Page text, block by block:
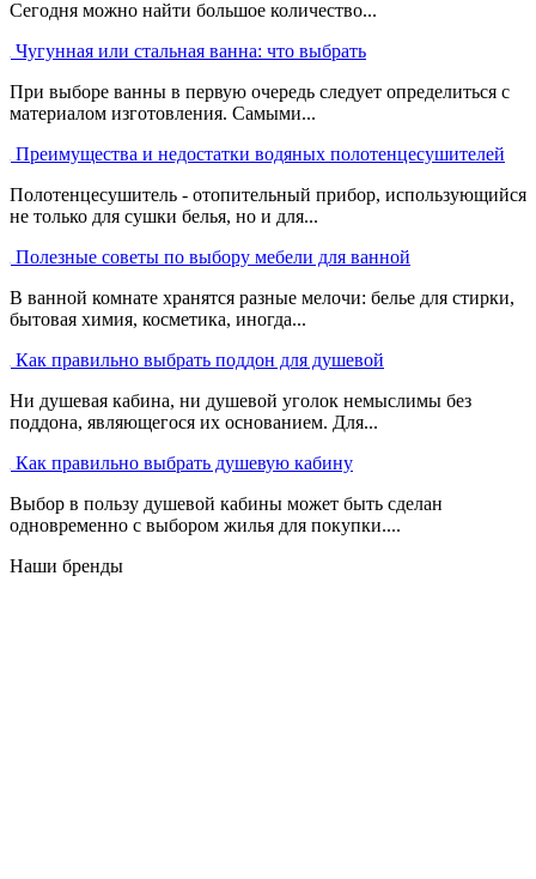
Сегодня можно найти большое количество...
Чугунная или стальная ванна: что выбрать
При выборе ванны в первую очередь следует определиться с
материалом изготовления. Самыми...
Преимущества и недостатки водяных полотенцесушителей
Полотенцесушитель - отопительный прибор, использующийся
не только для сушки белья, но и для...
Полезные советы по выбору мебели для ванной
В ванной комнате хранятся разные мелочи: белье для стирки,
бытовая химия, косметика, иногда...
Как правильно выбрать поддон для душевой
Ни душевая кабина, ни душевой уголок немыслимы без
поддона, являющегося их основанием. Для...
Как правильно выбрать душевую кабину
Выбор в пользу душевой кабины может быть сделан
одновременно с выбором жилья для покупки....
Наши бренды